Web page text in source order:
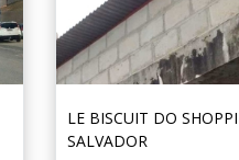
LE BISCUIT DO
SALVADOR